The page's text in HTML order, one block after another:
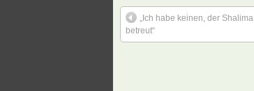
„Ich habe keinen, der Shalima
betreut“